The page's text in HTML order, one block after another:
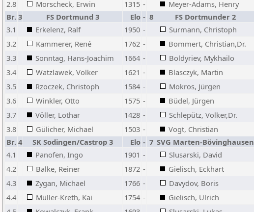
2.8
Morscheck, Erwin 1315 - Meyer-Adams, Henry
Br. 3 FS Dortmund 3 Elo - 8 FS Dortmunder 2
3.1
Erkelenz, Ralf 1950 - Surmann, Christoph
3.2
Kammerer, René 1762 - Bommert, Christian,Dr.
3.3
Sonntag, Hans-Joachim 1664 - Boldyriev, Mykhailo
3.4
Watzlawek, Volker 1621 - Blasczyk, Martin
3.5
Rzoczek, Christoph 1584 - Mokros, Jürgen
3.6
Winkler, Otto 1575 - Büdel, Jürgen
3.7
Völler, Lothar 1428 - Schlepütz, Volker,Dr.
3.8
Gülicher, Michael 1503 - Vogt, Christian
Br. 4 SK Sodingen/Castrop 3 Elo - 7 SVG Marten-Bövinghausen
4.1
Panofen, Ingo 1901 - Slusarski, David
4.2
Balke, Reiner 1872 - Gielisch, Eckhart
4.3
Zygan, Michael 1766 - Davydov, Boris
4.4
Müller-Kreth, Kai 1754 - Gielisch, Ulrich